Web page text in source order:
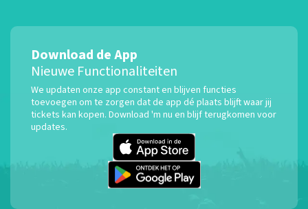
Download de App
Nieuwe Functionaliteiten
We updaten onze app constant en blijven functies
toevoegen om te zorgen dat de app dé plaats blijft waar jij
tickets kan kopen. Download 'm nu en blijf terugkomen voor
updates.